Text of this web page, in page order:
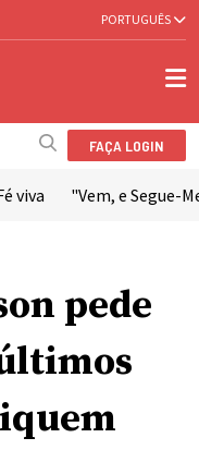
PORTUGUÊS
FAÇA LOGIN
viva "Vem, e Segue-
pede